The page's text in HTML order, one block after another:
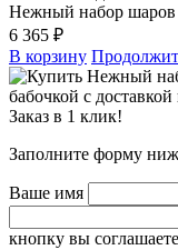
Нежный набор шаров
6 365 ₽
В корзину
Заказ в 1 клик!
Заполните форму
Ваше имя
кнопку вы